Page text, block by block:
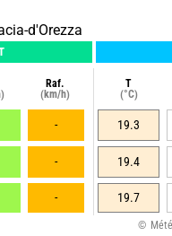
d'Orezza
Raf.
(km/h)
T
(°C)
- 19.3
- 19.4
- 19.7